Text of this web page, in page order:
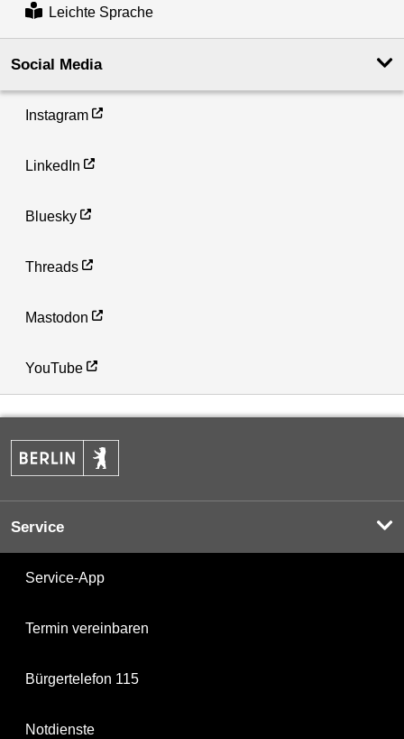
Leichte Sprache
Social Media
Instagram
LinkedIn
Bluesky
Threads
Mastodon
YouTube
Service
Service-App
Termin vereinbaren
Bürgertelefon 115
Notdienste